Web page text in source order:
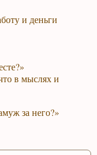
и деньги
в мыслях и
за него?»